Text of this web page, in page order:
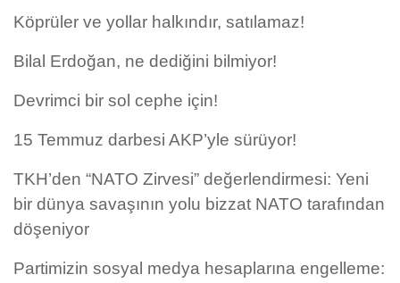
Köprüler ve yollar halkındır, satılamaz!
Bilal Erdoğan, ne dediğini bilmiyor!
Devrimci bir sol cephe için!
15 Temmuz darbesi AKP’yle sürüyor!
TKH’den “NATO Zirvesi” değerlendirmesi: Yeni
bir dünya savaşının yolu bizzat NATO tarafından
döşeniyor
Partimizin sosyal medya hesaplarına engelleme: